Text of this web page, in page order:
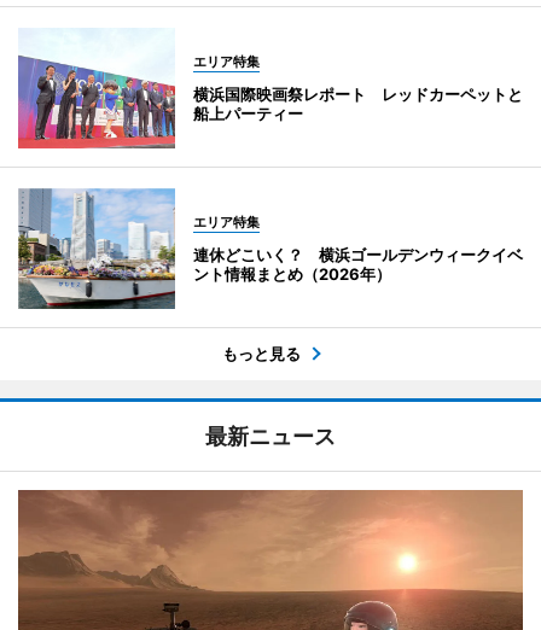
エリア特集
横浜国際映画祭レポート レッドカーペットと
船上パーティー
エリア特集
連休どこいく？ 横浜ゴールデンウィークイベ
ント情報まとめ（2026年）
もっと見る
最新ニュース